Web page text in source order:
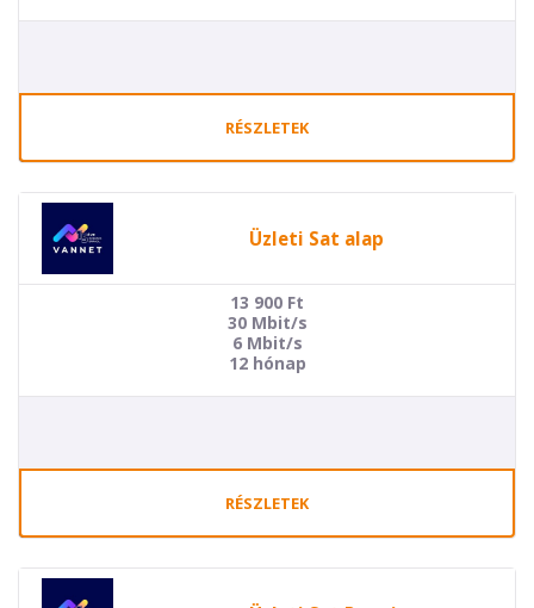
RÉSZLETEK
Üzleti Sat alap
13 900 Ft
30 Mbit/s
6 Mbit/s
12 hónap
RÉSZLETEK